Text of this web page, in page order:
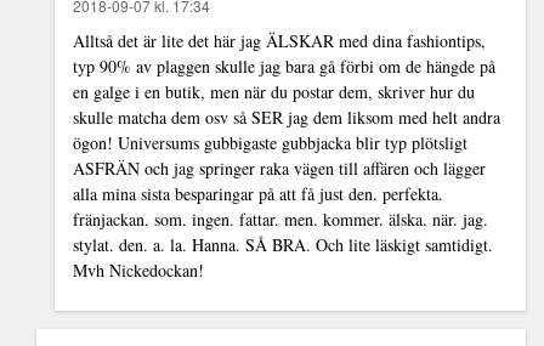
2018-09-07 kl. 17:34
Alltså det är lite det här jag ÄLSKAR med dina fashiontips,
typ 90% av plaggen skulle jag bara gå förbi om de hängde på
en galge i en butik, men när du postar dem, skriver hur du
skulle matcha dem osv så SER jag dem liksom med helt andra
ögon! Universums gubbigaste gubbjacka blir typ plötsligt
ASFRÄN och jag springer raka vägen till affären och lägger
alla mina sista besparingar på att få just den. perfekta.
fränjackan. som. ingen. fattar. men. kommer. älska. när. jag.
stylat. den. a. la. Hanna. SÅ BRA. Och lite läskigt samtidigt.
Mvh Nickedockan!